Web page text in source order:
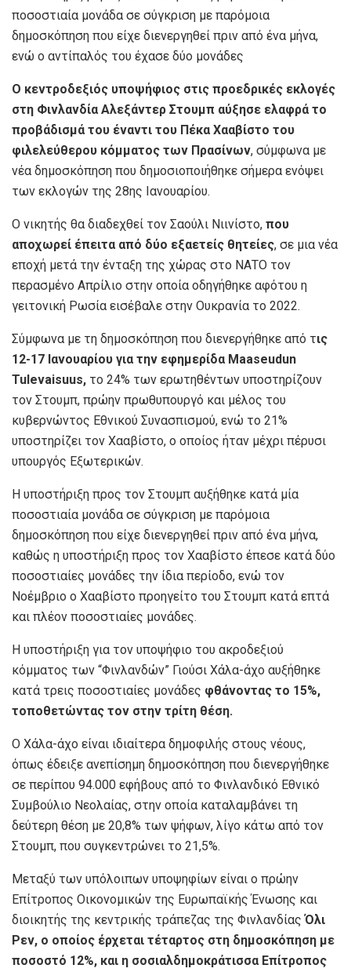
ποσοστιαία μονάδα σε σύγκριση με παρόμοια
δημοσκόπηση που είχε διενεργηθεί πριν από ένα μήνα,
ενώ ο αντίπαλός του έχασε δύο μονάδες
Ο κεντροδεξιός υποψήφιος στις προεδρικές εκλογές
στη Φινλανδία Αλεξάντερ Στουμπ αύξησε ελαφρά το
προβάδισμά του έναντι του Πέκα Χααβίστο του
φιλελεύθερου κόμματος των Πρασίνων, σύμφωνα με
νέα δημοσκόπηση που δημοσιοποιήθηκε σήμερα ενόψει
των εκλογών της 28ης Ιανουαρίου.
Ο νικητής θα διαδεχθεί τον Σαούλι Νιινίστο, που
αποχωρεί έπειτα από δύο εξαετείς θητείες, σε μια νέα
εποχή μετά την ένταξη της χώρας στο ΝΑΤΟ τον
περασμένο Απρίλιο στην οποία οδηγήθηκε αφότου η
γειτονική Ρωσία εισέβαλε στην Ουκρανία το 2022.
Σύμφωνα με τη δημοσκόπηση που διενεργήθηκε από τις
12-17 Ιανουαρίου για την εφημερίδα Maaseudun
Tulevaisuus, το 24% των ερωτηθέντων υποστηρίζουν
τον Στουμπ, πρώην πρωθυπουργό και μέλος του
κυβερνώντος Εθνικού Συνασπισμού, ενώ το 21%
υποστηρίζει τον Χααβίστο, ο οποίος ήταν μέχρι πέρυσι
υπουργός Εξωτερικών.
Η υποστήριξη προς τον Στουμπ αυξήθηκε κατά μία
ποσοστιαία μονάδα σε σύγκριση με παρόμοια
δημοσκόπηση που είχε διενεργηθεί πριν από ένα μήνα,
καθώς η υποστήριξη προς τον Χααβίστο έπεσε κατά δύο
ποσοστιαίες μονάδες την ίδια περίοδο, ενώ τον
Νοέμβριο ο Χααβίστο προηγείτο του Στουμπ κατά επτά
και πλέον ποσοστιαίες μονάδες.
Η υποστήριξη για τον υποψήφιο του ακροδεξιού
κόμματος των “Φινλανδών” Γιούσι Χάλα-άχο αυξήθηκε
κατά τρεις ποσοστιαίες μονάδες φθάνοντας το 15%,
τοποθετώντας τον στην τρίτη θέση.
Ο Χάλα-άχο είναι ιδιαίτερα δημοφιλής στους νέους,
όπως έδειξε ανεπίσημη δημοσκόπηση που διενεργήθηκε
σε περίπου 94.000 εφήβους από το Φινλανδικό Εθνικό
Συμβούλιο Νεολαίας, στην οποία καταλαμβάνει τη
δεύτερη θέση με 20,8% των ψήφων, λίγο κάτω από τον
Στουμπ, που συγκεντρώνει το 21,5%.
Μεταξύ των υπόλοιπων υποψηφίων είναι ο πρώην
Επίτροπος Οικονομικών της Ευρωπαϊκής Ένωσης και
διοικητής της κεντρικής τράπεζας της Φινλανδίας Όλι
Ρεν, ο οποίος έρχεται τέταρτος στη δημοσκόπηση με
ποσοστό 12%, και η σοσιαλδημοκράτισσα Επίτροπος